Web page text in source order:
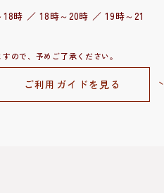
時 ／ 18時～20時 ／ 19時～21
ので、予めご了承ください。
ご利用ガイドを見る